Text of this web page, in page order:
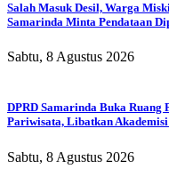
Salah Masuk Desil, Warga
Samarinda Minta Pendataan
Sabtu, 8 Agustus 2026
DPRD Samarinda Buka
Pariwisata, Libatkan
Sabtu, 8 Agustus 2026